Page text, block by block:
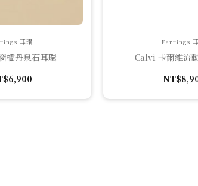
耳環
櫺丹泉石耳環
6,900
Earrings
Calvi 卡爾維流
NT$